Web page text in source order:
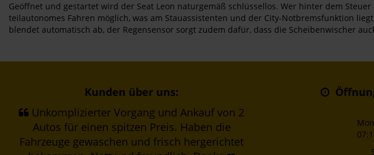
Geöffnet und gestartet wird der Seat Leon naturgemäß schlüssellos. Wer hinter dem
teilautonomes Fahren möglich, was am Stauassistenten und der City-Notbremsfunktion
blendet automatisch ab, der Regensensor sorgt zudem dafür, dass die Scheibenwischer
Kunden über uns:
Unkomplizierter Vorgang und Ankauf von 2
Autos für einen spitzen Preis. Haben die
Fahrzeuge gewaschen und frisch hergerichtet